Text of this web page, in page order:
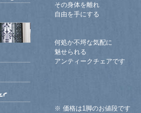
その身体を離れ
自由を手にする
何処か不埒な気配に
魅せられる
アンティークチェアです
※ 価格は1脚のお値段です